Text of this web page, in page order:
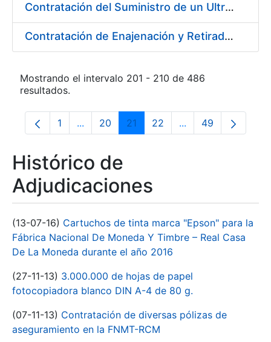
Contratación del Suministro de un Ultramicrodurómetro
Contratación de Enajenación y Retirada de Recortes Sobrantes y Desperdicios de Papel Impreso y No Impreso durante 2018
Mostrando el intervalo 201 - 210 de 486
resultados.
Página
1 ...Páginas intermedias Use TAB para
Página
20 Página
21 Página
22 ...PáginasPágina
49
Histórico de
Adjudicaciones
(13-07-16) Cartuchos de tinta marca "Epson" para la
Fábrica Nacional De Moneda Y Timbre – Real Casa
De La Moneda durante el año 2016
(27-11-13) 3.000.000 de hojas de papel
fotocopiadora blanco DIN A-4 de 80 g.
(07-11-13) Contratación de diversas pólizas de
aseguramiento en la FNMT-RCM